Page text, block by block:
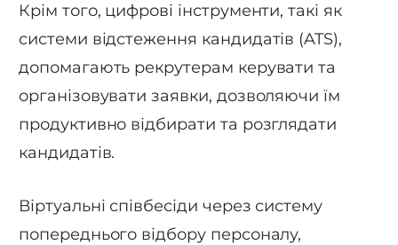
Крім того, цифрові інструменти, такі як
системи відстеження кандидатів (ATS),
допомагають рекрутерам керувати та
організовувати заявки, дозволяючи їм
продуктивно відбирати та розглядати
кандидатів.
Віртуальні співбесіди через систему
попереднього відбору персоналу,